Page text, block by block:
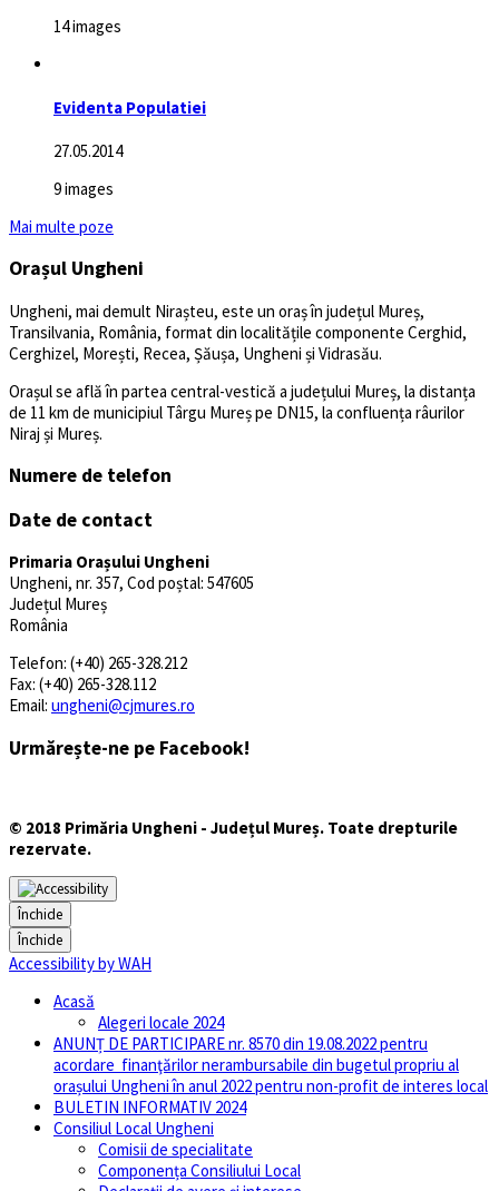
14 images
Evidenta Populatiei
27.05.2014
9 images
Mai multe poze
Orașul Ungheni
Ungheni, mai demult Nirașteu, este un oraș în județul Mureș,
Transilvania, România, format din localitățile componente Cerghid,
Cerghizel, Morești, Recea, Șăușa, Ungheni și Vidrasău.
Orașul se află în partea central-vestică a județului Mureș, la distanța
de 11 km de municipiul Târgu Mureș pe DN15, la confluența râurilor
Niraj și Mureș.
Numere de telefon
Date de contact
Primaria Orașului Ungheni
Ungheni, nr. 357, Cod poștal: 547605
Județul Mureș
România
Telefon: (+40) 265-328.212
Fax: (+40) 265-328.112
Email: ungheni@cjmures.ro
Urmărește-ne pe Facebook!
© 2018 Primăria Ungheni - Județul Mureș. Toate drepturile
rezervate.
Închide
Închide
Accessibility by WAH
Acasă
Alegeri locale 2024
ANUNȚ DE PARTICIPARE nr. 8570 din 19.08.2022 pentru
acordare finanţărilor nerambursabile din bugetul propriu al
orașului Ungheni în anul 2022 pentru non-profit de interes local
BULETIN INFORMATIV 2024
Consiliul Local Ungheni
Comisii de specialitate
Componența Consiliului Local